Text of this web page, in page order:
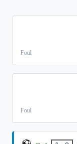
Foul
Foul